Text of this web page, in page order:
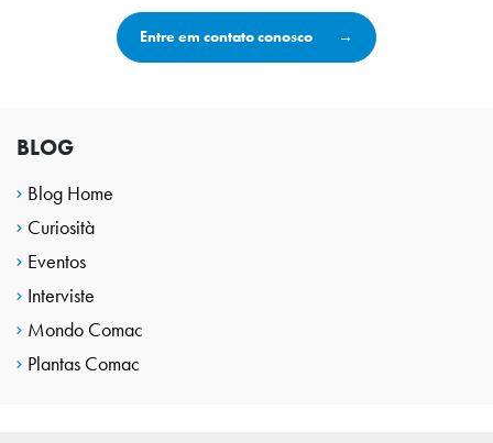
BLOG
Blog Home
Curiosità
Eventos
Interviste
Mondo Comac
Plantas Comac
Entre em contato conosco